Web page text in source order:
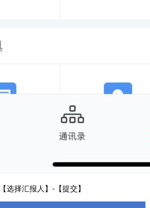
选择汇报人】-【提交】